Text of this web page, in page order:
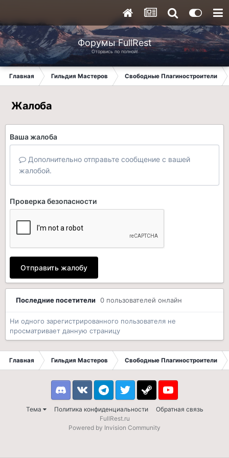
Форумы FullRest
Оторвись по полной!
Главная Гильдия Мастеров Свободные Плагиностроители
Жалоба
Ваша жалоба
Дополнительно отправьте сообщение с вашей
жалобой.
Проверка безопасности
Отправить жалобу
Последние посетители 0 пользователей онлайн
Ни одного зарегистрированного пользователя не
просматривает данную страницу
Главная Гильдия Мастеров Свободные Плагиностроители
Тема Политика конфиденциальности Обратная связь
DiscordVK TelegramTwitter Steam Youtube
FullRest.ru
Powered by Invision Community